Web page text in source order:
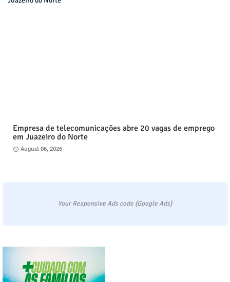
Empresa de telecomunicações abre 20 vagas de emprego
em Juazeiro do Norte
August 06, 2026
Your Responsive Ads code (Google Ads)